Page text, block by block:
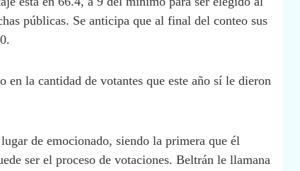
públicas. Se anticipa que al final del conteo sus
en la cantidad de votantes que este año sí le dieron
de emocionado, siendo la primera que él
ser el proceso de votaciones. Beltrán le llamana